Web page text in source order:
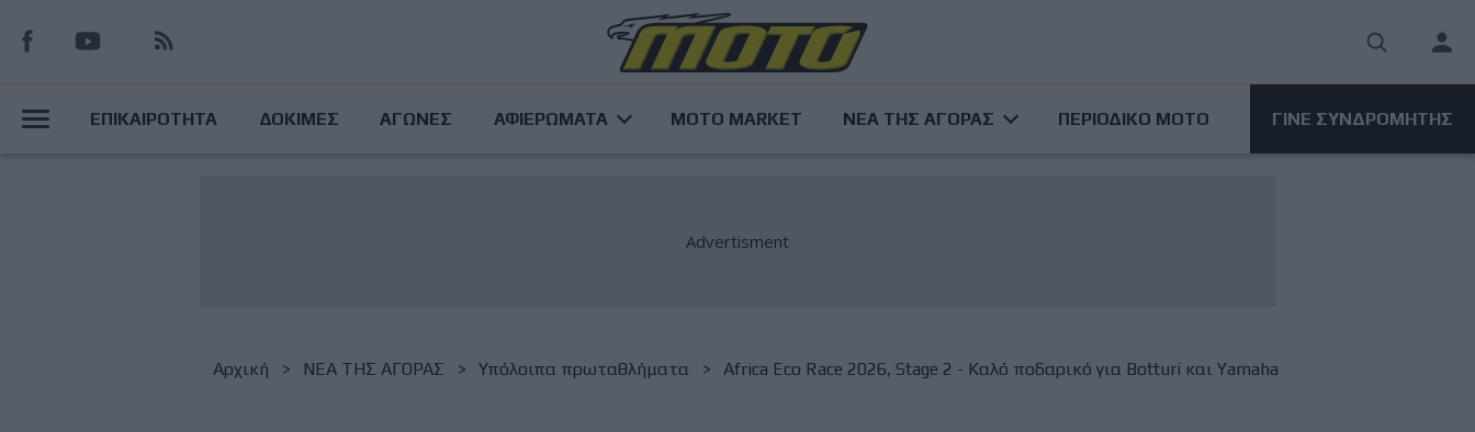
προς
κυρίως
User
MainΕΠΙΚΑΙΡΟΤΗΤΑ ΔΟΚΙΜΕΣ ΑΓΩΝΕΣ ΑΦΙΕΡΩΜΑΤΑ MOTO MARKET ΝΕΑ ΤΗΣ ΑΓΟΡΑΣ ΠΕΡΙΟΔΙΚΟ ΜΟΤΟ ΓΙΝΕ ΣΥΝΔΡΟΜΗΤΗΣ
Breadcrumb
Αρχική NΕΑ ΤΗΣ ΑΓΟΡΑΣ Υπόλοιπα πρωταθλήματα Africa Eco Race 2026, Stage 2 - Καλό ποδαρικό για Botturi και Yamaha